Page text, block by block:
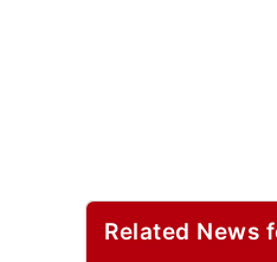
Related News